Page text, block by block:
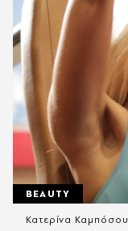
BEAUTY
Κατερίνα Καμπόσου